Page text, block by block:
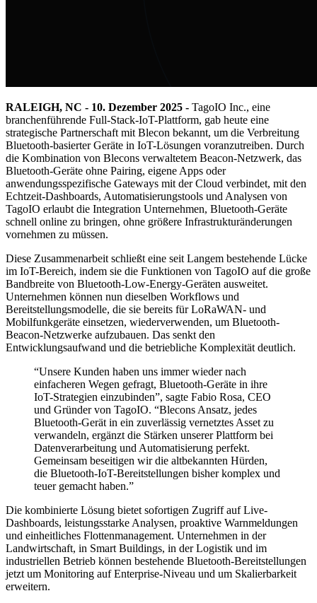
RALEIGH, NC - 10. Dezember 2025 - TagoIO Inc., eine
branchenführende Full-Stack-IoT-Plattform, gab heute eine
strategische Partnerschaft mit Blecon bekannt, um die Verbreitung
Bluetooth-basierter Geräte in IoT-Lösungen voranzutreiben. Durch
die Kombination von Blecons verwaltetem Beacon-Netzwerk, das
Bluetooth-Geräte ohne Pairing, eigene Apps oder
anwendungsspezifische Gateways mit der Cloud verbindet, mit den
Echtzeit-Dashboards, Automatisierungstools und Analysen von
TagoIO erlaubt die Integration Unternehmen, Bluetooth-Geräte
schnell online zu bringen, ohne größere Infrastrukturänderungen
vornehmen zu müssen.
Diese Zusammenarbeit schließt eine seit Langem bestehende Lücke
im IoT-Bereich, indem sie die Funktionen von TagoIO auf die große
Bandbreite von Bluetooth-Low-Energy-Geräten ausweitet.
Unternehmen können nun dieselben Workflows und
Bereitstellungsmodelle, die sie bereits für LoRaWAN- und
Mobilfunkgeräte einsetzen, wiederverwenden, um Bluetooth-
Beacon-Netzwerke aufzubauen. Das senkt den
Entwicklungsaufwand und die betriebliche Komplexität deutlich.
“Unsere Kunden haben uns immer wieder nach
einfacheren Wegen gefragt, Bluetooth-Geräte in ihre
IoT-Strategien einzubinden”, sagte Fabio Rosa, CEO
und Gründer von TagoIO. “Blecons Ansatz, jedes
Bluetooth-Gerät in ein zuverlässig vernetztes Asset zu
verwandeln, ergänzt die Stärken unserer Plattform bei
Datenverarbeitung und Automatisierung perfekt.
Gemeinsam beseitigen wir die altbekannten Hürden,
die Bluetooth-IoT-Bereitstellungen bisher komplex und
teuer gemacht haben.”
Die kombinierte Lösung bietet sofortigen Zugriff auf Live-
Dashboards, leistungsstarke Analysen, proaktive Warnmeldungen
und einheitliches Flottenmanagement. Unternehmen in der
Landwirtschaft, in Smart Buildings, in der Logistik und im
industriellen Betrieb können bestehende Bluetooth-Bereitstellungen
jetzt um Monitoring auf Enterprise-Niveau und um Skalierbarkeit
erweitern.